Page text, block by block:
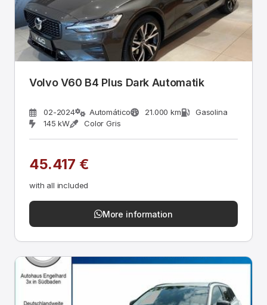
Volvo V60 B4 Plus Dark Automatik
02-2024 Automático 21.000 km
Gasolina
145 kW
Color Gris
45.417 €
with all included
More information